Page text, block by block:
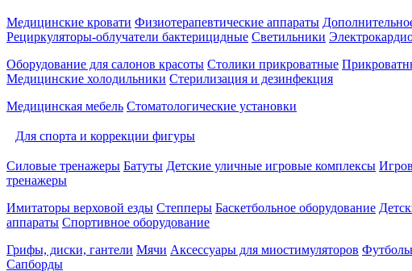
Медицинские кровати Физиотерапевтические аппараты
Рециркуляторы-облучатели бактерицидные Светильники
Оборудование для салонов красоты Столики прикроватные
Медицинские холодильники Стерилизация и дезинфекция
Медицинская мебель Стоматологические установки
Для спорта и коррекции фигуры
Силовые тренажеры Батуты Детские уличные игровые комплексы
тренажеры
Имитаторы верховой езды Степперы Баскетбольное оборудование
аппараты Спортивное оборудование
Грифы, диски, гантели Мячи Аксессуары для миостимуляторов
Сапборды